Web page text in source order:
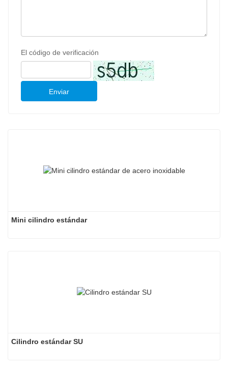
El código de verificación
Enviar
Mini cilindro estándar
Cilindro estándar SU